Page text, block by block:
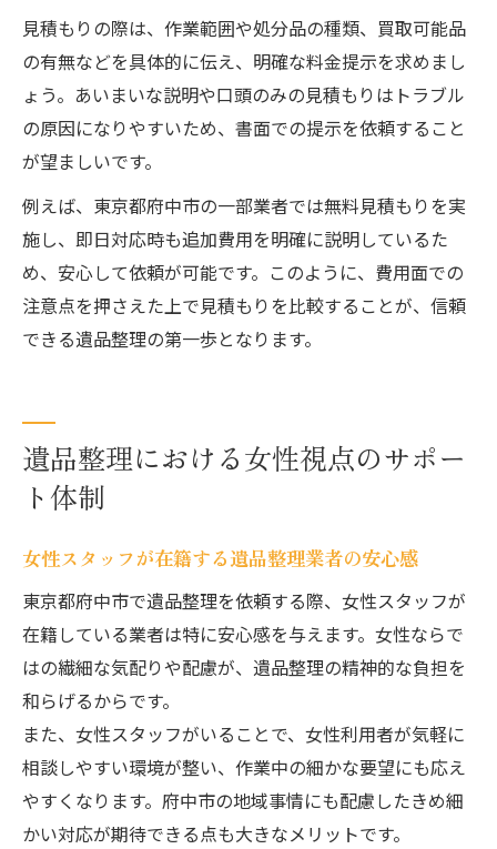
見積もりの際は、作業範囲や処分品の種類、買取可能品
の有無などを具体的に伝え、明確な料金提示を求めまし
ょう。あいまいな説明や口頭のみの見積もりはトラブル
の原因になりやすいため、書面での提示を依頼すること
が望ましいです。
例えば、東京都府中市の一部業者では無料見積もりを実
施し、即日対応時も追加費用を明確に説明しているた
め、安心して依頼が可能です。このように、費用面での
注意点を押さえた上で見積もりを比較することが、信頼
できる遺品整理の第一歩となります。
遺品整理における女性視点のサポー
ト体制
女性スタッフが在籍する遺品整理業者の安心感
東京都府中市で遺品整理を依頼する際、女性スタッフが
在籍している業者は特に安心感を与えます。女性ならで
はの繊細な気配りや配慮が、遺品整理の精神的な負担を
和らげるからです。
また、女性スタッフがいることで、女性利用者が気軽に
相談しやすい環境が整い、作業中の細かな要望にも応え
やすくなります。府中市の地域事情にも配慮したきめ細
かい対応が期待できる点も大きなメリットです。